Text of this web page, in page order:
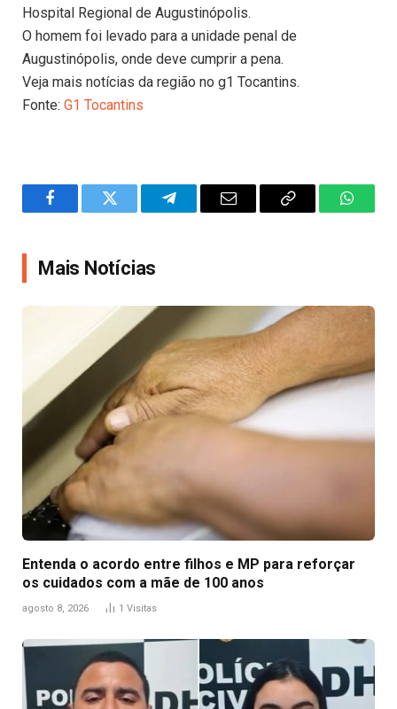
Hospital Regional de Augustinópolis.
O homem foi levado para a unidade penal de
Augustinópolis, onde deve cumprir a pena.
Veja mais notícias da região no g1 Tocantins.
Fonte: G1 Tocantins
FacebookTwitter TelegramEmail
Copy
Mais Notícias
Entenda o acordo entre filhos e MP para reforçar
os cuidados com a mãe de 100 anos
agosto 8, 2026 1 Visitas